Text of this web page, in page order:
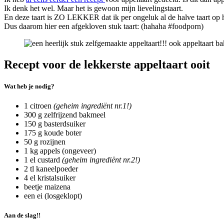
Ik denk het wel. Maar het is gewoon mijn lievelingstaart.
En deze taart is ZO LEKKER dat ik per ongeluk al de halve taart
Dus daarom hier een afgekloven stuk taart: (hahaha #foodporn)
Recept voor de lekkerste appeltaart ooit
Wat heb je nodig?
1 citroen (geheim ingrediënt nr.1!)
300 g zelfrijzend bakmeel
150 g basterdsuiker
175 g koude boter
50 g rozijnen
1 kg appels (ongeveer)
1 el custard (geheim ingrediënt nr.2!)
2 tl kaneelpoeder
4 el kristalsuiker
beetje maizena
een ei (losgeklopt)
Aan de slag!!